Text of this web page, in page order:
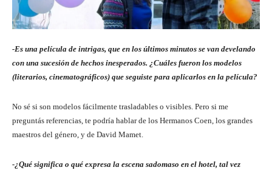
-Es una película de intrigas, que en los últimos minutos se van develando
con una sucesión de hechos inesperados. ¿Cuáles fueron los modelos
(literarios, cinematográficos) que seguiste para aplicarlos en la película?
No sé si son modelos fácilmente trasladables o visibles. Pero si me
preguntás referencias, te podría hablar de los Hermanos Coen, los grandes
maestros del género, y de David Mamet.
-¿Qué significa o qué expresa la escena sadomaso en el hotel, tal vez